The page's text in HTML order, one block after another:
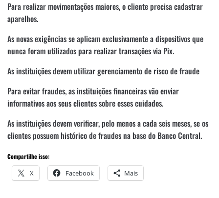
Para realizar movimentações maiores, o cliente precisa cadastrar
aparelhos.
As novas exigências se aplicam exclusivamente a dispositivos que
nunca foram utilizados para realizar transações via Pix.
As instituições devem utilizar gerenciamento de risco de fraude
Para evitar fraudes, as instituições financeiras vão enviar
informativos aos seus clientes sobre esses cuidados.
As instituições devem verificar, pelo menos a cada seis meses, se os
clientes possuem histórico de fraudes na base do Banco Central.
Compartilhe isso:
X Facebook Mais